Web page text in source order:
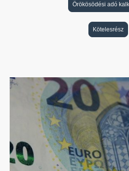
Örökösödési adó
Kötelesrész